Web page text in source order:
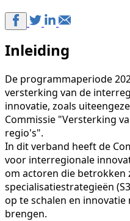
Inleiding
De programmaperiode
versterking van de
innovatie, zoals
Commissie "Versterking
regio's".
In dit verband heeft de
voor interregionale
om actoren die betrokken
specialisatiestrategieën
op te schalen en
brengen.